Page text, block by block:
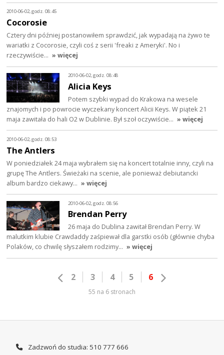
2010-06-02, godz. 08:45
Cocorosie
Cztery dni później postanowiłem sprawdzić, jak wypadają na żywo te
wariatki z Cocorosie, czyli coś z serii 'freaki z Ameryki'. No i
rzeczywiście… » więcej
2010-06-02, godz. 08:48
Alicia Keys
Potem szybki wypad do Krakowa na wesele
znajomych i po powrocie wyczekany koncert Alicii Keys. W piątek 21
maja zawitała do hali O2 w Dublinie. Był szoł oczywiście… » więcej
2010-06-02, godz. 08:53
The Antlers
W poniedziałek 24 maja wybrałem się na koncert totalnie inny, czyli na
grupę The Antlers. Świeżaki na scenie, ale ponieważ debiutancki
album bardzo ciekawy… » więcej
2010-06-02, godz. 08:56
Brendan Perry
26 maja do Dublina zawitał Brendan Perry. W
malutkim klubie Crawdaddy zaśpiewał dla garstki osób (głównie chyba
Polaków, co chwilę słyszałem rodzimy… » więcej
2 3 4 5 6
55 na 6 stronach
Zadzwoń do studia: 510 777 666